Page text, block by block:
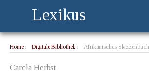
Lexikus
Home › Digitale Bibliothek › Afrikanisches Skizzenbuch
Carola Herbst